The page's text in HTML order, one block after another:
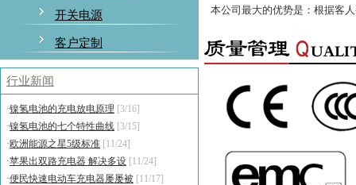
开关电源
客户定制
行业新闻
·镍氢电池的充电放电原理 [3/16]
·镍氢电池的七个特性曲线 [3/15]
·欧洲能源之星5级标准 [11/24]
·苹果出双路充电器 解决多设 [11/24]
·便民快速电动车充电器屡屡被 [11/17]
本公司最大的优势是：根据客